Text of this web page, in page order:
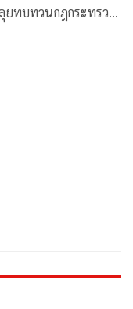
ทบทวนกฎกระทรวง